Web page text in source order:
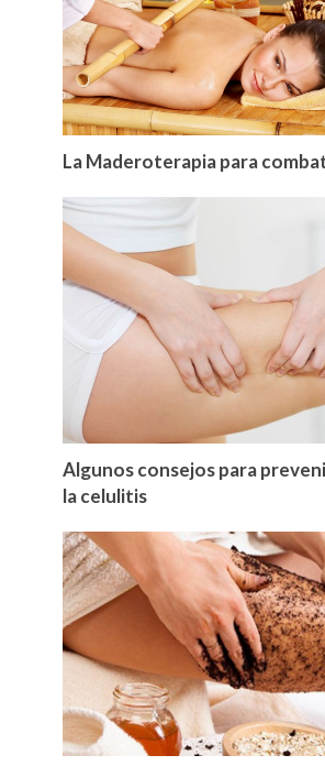
La Maderoterapia para
Algunos consejos para
la celulitis